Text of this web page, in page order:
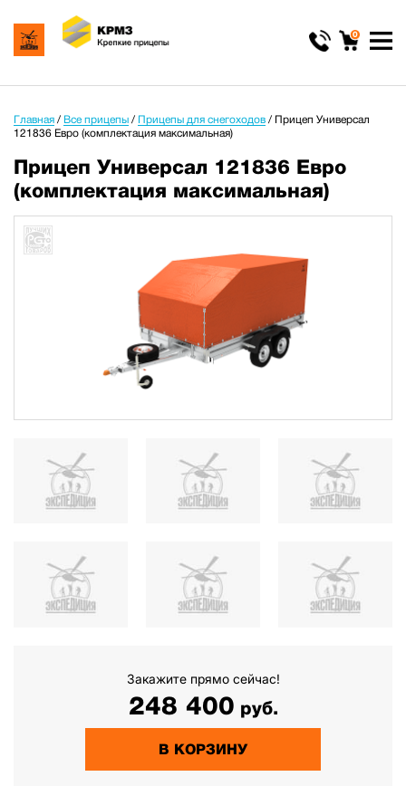
0
Главная / Все прицепы / Прицепы для снегоходов / Прицеп Универсал
121836 Евро (комплектация максимальная)
Прицеп Универсал 121836 Евро
(комплектация максимальная)
Закажите прямо сейчас!
248 400 руб.
В КОРЗИНУ